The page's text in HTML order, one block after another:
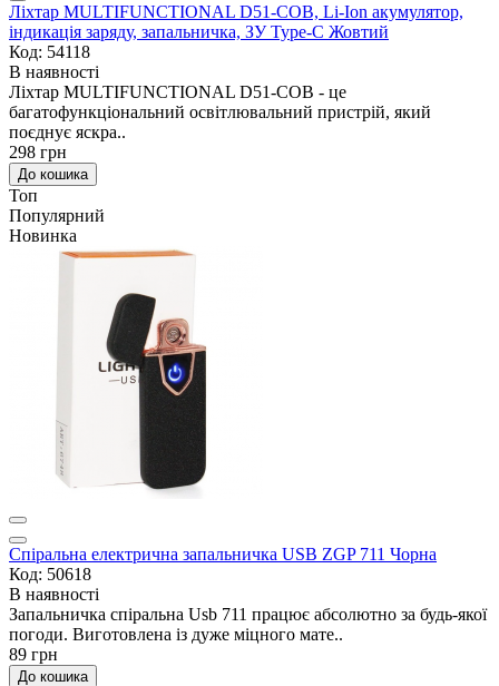
Ліхтар MULTIFUNCTIONAL D51-COB, Li-Ion акумулятор,
індикація заряду, запальничка, ЗУ Type-C Жовтий
Код: 54118
В наявності
Ліхтар MULTIFUNCTIONAL D51-COB - це
багатофункціональний освітлювальний пристрій, який
поєднує яскра..
298 грн
До кошика
Топ
Популярний
Новинка
Спіральна електрична запальничка USB ZGP 711 Чорна
Код: 50618
В наявності
Запальничка спіральна Usb 711 працює абсолютно за будь-якої
погоди. Виготовлена із дуже міцного мате..
89 грн
До кошика